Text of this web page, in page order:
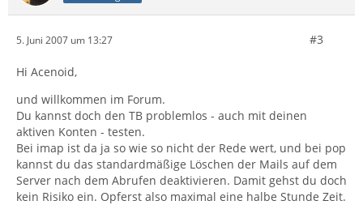
5. Juni 2007 um 13:27 #3
Hi Acenoid,
und willkommen im Forum.
Du kannst doch den TB problemlos - auch mit deinen
aktiven Konten - testen.
Bei imap ist da ja so wie so nicht der Rede wert, und bei pop
kannst du das standardmäßige Löschen der Mails auf dem
Server nach dem Abrufen deaktivieren. Damit gehst du doch
kein Risiko ein. Opferst also maximal eine halbe Stunde Zeit.